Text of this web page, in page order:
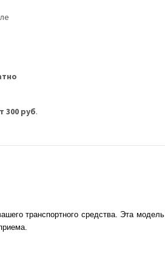
300 руб.
транспортного средства. Эта модель